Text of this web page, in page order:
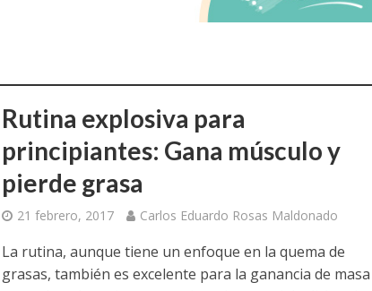
Rutina explosiva para
principiantes: Gana músculo y
pierde grasa
21 febrero, 2017 Carlos Eduardo Rosas Maldonado
La rutina, aunque tiene un enfoque en la quema de
grasas, también es excelente para la ganancia de masa